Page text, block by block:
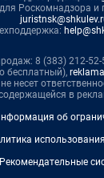
Роскомнадзора и
8 (383) 212-
бесплатный),
несет
в
об
Рекомендательные